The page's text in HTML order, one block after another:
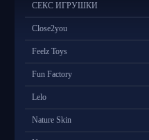
СЕКС ИГРУШКИ
Close2you
Feelz Toys
Fun Factory
Lelo
Nature Skin